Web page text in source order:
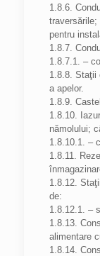
1.8.6.
traversările;
pentru
1.8.7.
1.8.7.1. –
1.8.8. Staţii
a apelor.
1.8.9.
1.8.10.
nămolului;
1.8.10.1. –
1.8.11.
1.8.12.
de:
1.8.12.1. –
1.8.13.
alimentare
1.8.14.